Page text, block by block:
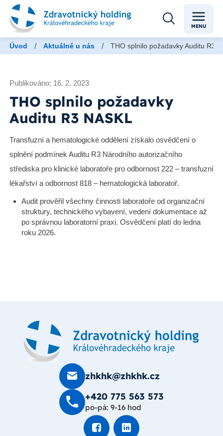
MENU
Úvod / Aktuálně u nás / THO splnilo požadavky Auditu R3
Publikováno: 16. 2. 2023
THO splnilo požadavky
Auditu R3 NASKL
Transfuzní a hematologické oddělení získalo osvědčení o
splnění podmínek Auditu R3 Národního autorizačního
střediska pro klinické laboratoře pro odbornost 222 – transfuzní
lékařství a odbornost 818 – hematologická laboratoř.
Audit prověřil všechny činnosti laboratoře od organizační
struktury, technického vybavení, vedení dokumentace až
po správnou laboratorní praxi. Osvědčení platí do ledna
roku 2026.
zhkhk@zhkhk.cz
+420 775 563 573
po-pá: 9-16 hod